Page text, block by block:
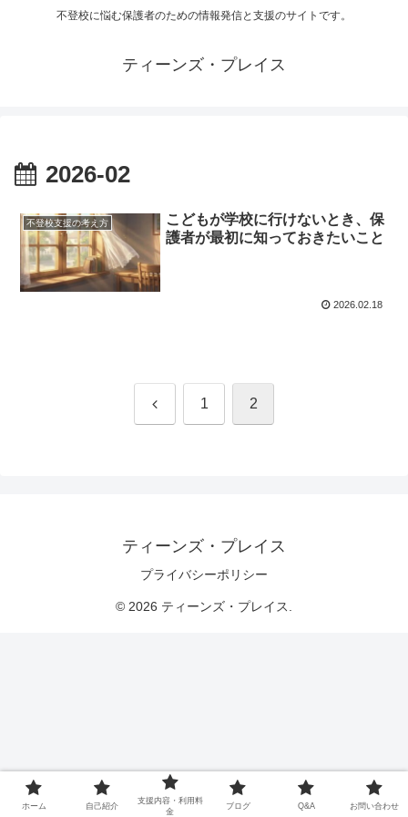
不登校に悩む保護者のための情報発信と支援のサイトです。
ティーンズ・プレイス
2026-02
不登校支援の考え方
こどもが学校に行けないとき、保
護者が最初に知っておきたいこと
2026.02.18
前 1 2
ティーンズ・プレイス
プライバシーポリシー
© 2026 ティーンズ・プレイス.
ホーム 自己紹介
支援内容・利用料
金
ブログ Q&A お問い合わせ